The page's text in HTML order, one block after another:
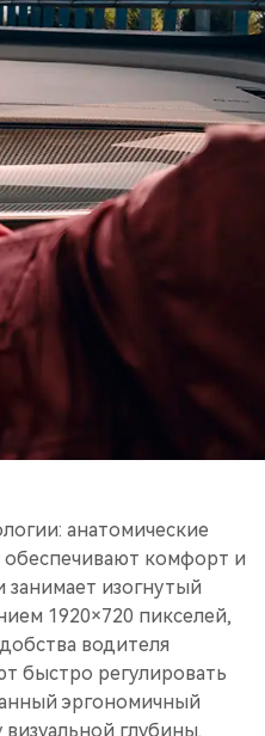
анатомические
обеспечивают комфорт и
изогнутый
1920×720 пикселей,
водителя
быстро регулировать
эргономичный
глубины.